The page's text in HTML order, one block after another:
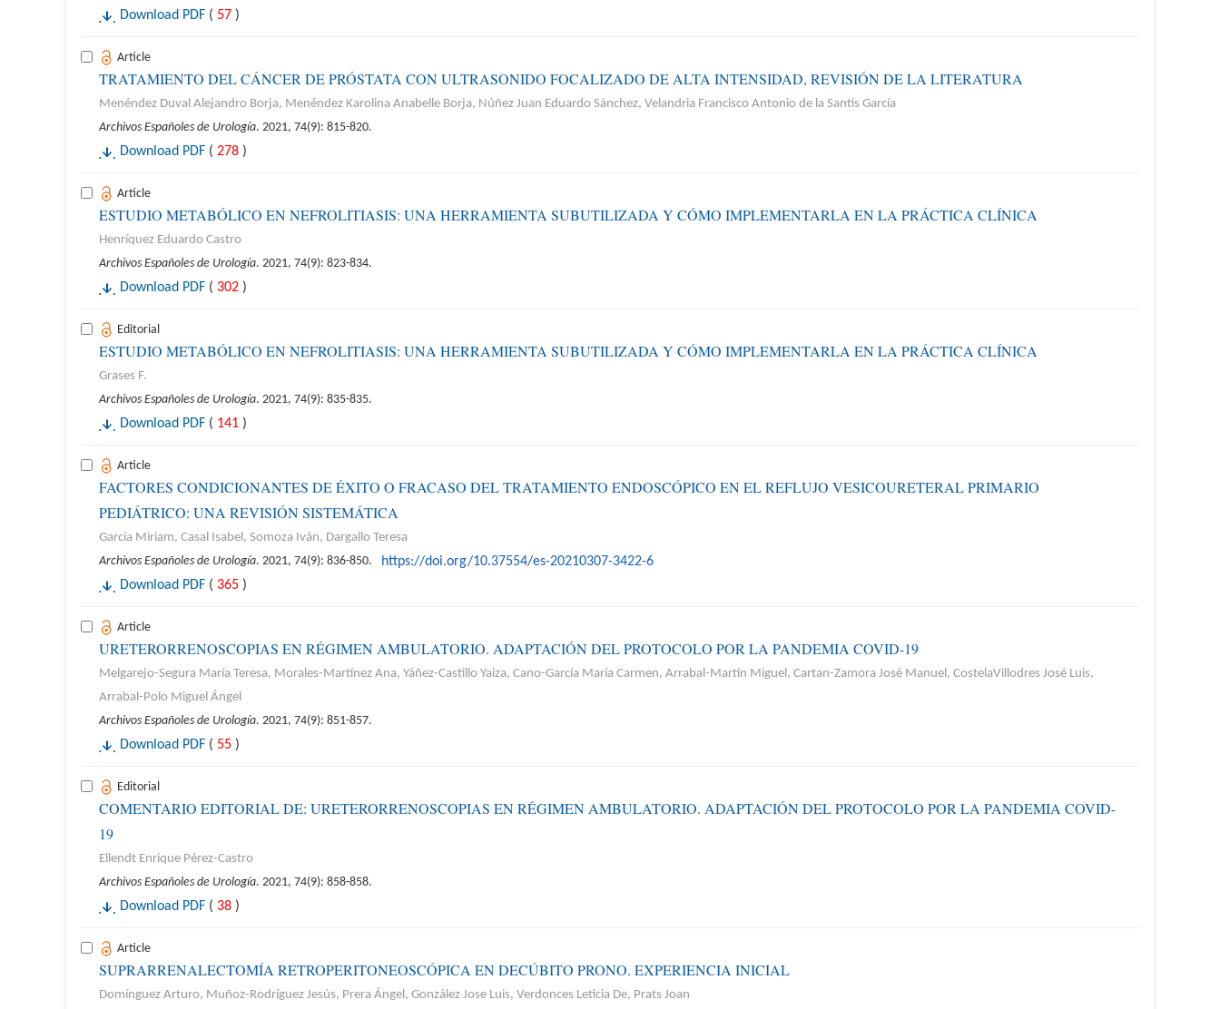
Download PDF ( 57 )
Article
TRATAMIENTO DEL CÁNCER DE PRÓSTATA CON ULTRASONIDO FOCALIZADO DE ALTA INTENSIDAD, REVISIÓN DE LA LITERATURA
Menéndez Duval Alejandro Borja, Menéndez Karolina Anabelle Borja, Núñez Juan Eduardo Sánchez, Velandria Francisco Antonio de la Santis García
Archivos Españoles de Urología. 2021, 74(9): 815-820.
Download PDF ( 278 )
Article
ESTUDIO METABÓLICO EN NEFROLITIASIS: UNA HERRAMIENTA SUBUTILIZADA Y CÓMO IMPLEMENTARLA EN LA PRÁCTICA CLÍNICA
Henríquez Eduardo Castro
Archivos Españoles de Urología. 2021, 74(9): 823-834.
Download PDF ( 302 )
Editorial
ESTUDIO METABÓLICO EN NEFROLITIASIS: UNA HERRAMIENTA SUBUTILIZADA Y CÓMO IMPLEMENTARLA EN LA PRÁCTICA CLÍNICA
Grases F.
Archivos Españoles de Urología. 2021, 74(9): 835-835.
Download PDF ( 141 )
Article
FACTORES CONDICIONANTES DE ÉXITO O FRACASO DEL TRATAMIENTO ENDOSCÓPICO EN EL REFLUJO VESICOURETERAL PRIMARIO
PEDIÁTRICO: UNA REVISIÓN SISTEMÁTICA
García Miriam, Casal Isabel, Somoza Iván, Dargallo Teresa
Archivos Españoles de Urología. 2021, 74(9): 836-850.
https://doi.org/10.37554/es-20210307-3422-6
Download PDF ( 365 )
Article
URETERORRENOSCOPIAS EN RÉGIMEN AMBULATORIO. ADAPTACIÓN DEL PROTOCOLO POR LA PANDEMIA COVID-19
Melgarejo-Segura María Teresa, Morales-Martínez Ana, Yáñez-Castillo Yaiza, Cano-García María Carmen, Arrabal-Martín Miguel, Cartan-Zamora José Manuel, CostelaVillodres José Luis,
Arrabal-Polo Miguel Ángel
Archivos Españoles de Urología. 2021, 74(9): 851-857.
Download PDF ( 55 )
Editorial
COMENTARIO EDITORIAL DE: URETERORRENOSCOPIAS EN RÉGIMEN AMBULATORIO. ADAPTACIÓN DEL PROTOCOLO POR LA PANDEMIA COVID-
19
Ellendt Enrique Pérez-Castro
Archivos Españoles de Urología. 2021, 74(9): 858-858.
Download PDF ( 38 )
Article
SUPRARRENALECTOMÍA RETROPERITONEOSCÓPICA EN DECÚBITO PRONO. EXPERIENCIA INICIAL
Domínguez Arturo, Muñoz-Rodríguez Jesús, Prera Ángel, González Jose Luis, Verdonces Leticia De, Prats Joan